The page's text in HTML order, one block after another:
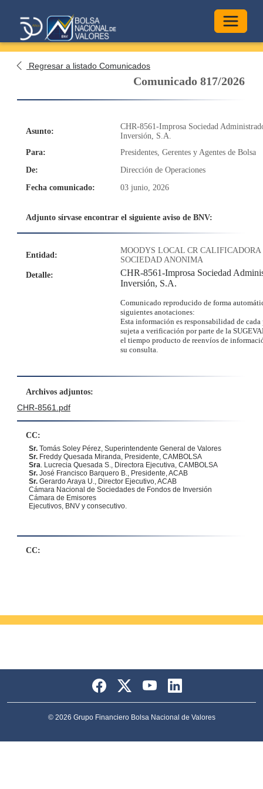
Regresar a listado Comunicados
Comunicado 817/2026
Asunto:
CHR-8561-Improsa Sociedad
Inversión, S.A.
Para:
Presidentes, Gerentes y Agentes de Bolsa
De:
Dirección de Operaciones
Fecha comunicado:
03 junio, 2026
Adjunto sírvase encontrar el siguiente aviso de BNV:
Entidad:
MOODYS LOCAL CR CALIFICADORA
SOCIEDAD ANONIMA
Detalle:
CHR-8561-Improsa Sociedad
Inversión, S.A.
Comunicado reproducido de forma
siguientes anotaciones:
Esta información es responsabilidad de
sujeta a verificación por parte de la
el tiempo producto de reenvíos de
su consulta.
Archivos adjuntos:
CHR-8561.pdf
CC:
Sr. Tomás Soley Pérez, Superintendente General de Valores
Sr. Freddy Quesada Miranda, Presidente, CAMBOLSA
Sra. Lucrecia Quesada S., Directora Ejecutiva, CAMBOLSA
Sr. José Francisco Barquero B., Presidente, ACAB
Sr. Gerardo Araya U., Director Ejecutivo, ACAB
Cámara Nacional de Sociedades de Fondos de Inversión
Cámara de Emisores
Ejecutivos, BNV y consecutivo.
CC:
© 2026 Grupo Financiero Bolsa Nacional de Valores